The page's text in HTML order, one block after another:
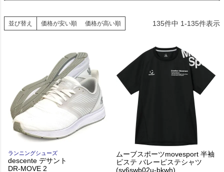
並び替え 価格が安い順 価格が高い順 135件中 1-135件表示
ランニングシューズ
descente デサント
DR-MOVE 2
ムーブスポーツmovesport 半袖
ピステ バレーピステシャツ
(sv6swb02u-bkwh)